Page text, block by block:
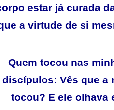
estar já curada
a virtude de si
Quem tocou nas
discípulos: Vês que a
tocou? E ele olhava